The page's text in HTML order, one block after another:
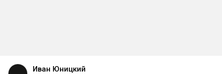
Иван Юницкий